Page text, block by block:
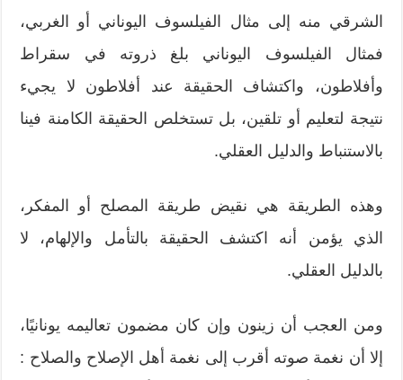
الشرقي منه إلى مثال الفيلسوف اليوناني أو الغربي،
فمثال الفيلسوف اليوناني بلغ ذروته في سقراط
وأفلاطون، واكتشاف الحقيقة عند أفلاطون لا يجيء
نتيجة لتعليم أو تلقين، بل تستخلص الحقيقة الكامنة فينا
بالاستنباط والدليل العقلي.
وهذه الطريقة هي نقيض طريقة المصلح أو المفكر،
الذي يؤمن أنه اكتشف الحقيقة بالتأمل والإلهام، لا
بالدليل العقلي.
ومن العجب أن زينون وإن كان مضمون تعاليمه يونانيًا،
إلا أن نغمة صوته أقرب إلى نغمة أهل الإصلاح والصلاح :